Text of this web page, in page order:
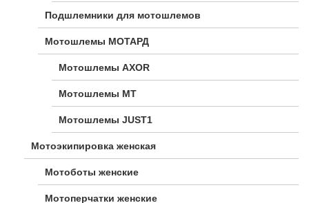
Подшлемники для мотошлемов
Мотошлемы МОТАРД
Мотошлемы AXOR
Мотошлемы MT
Мотошлемы JUST1
Мотоэкипировка женская
Мотоботы женские
Мотоперчатки женские